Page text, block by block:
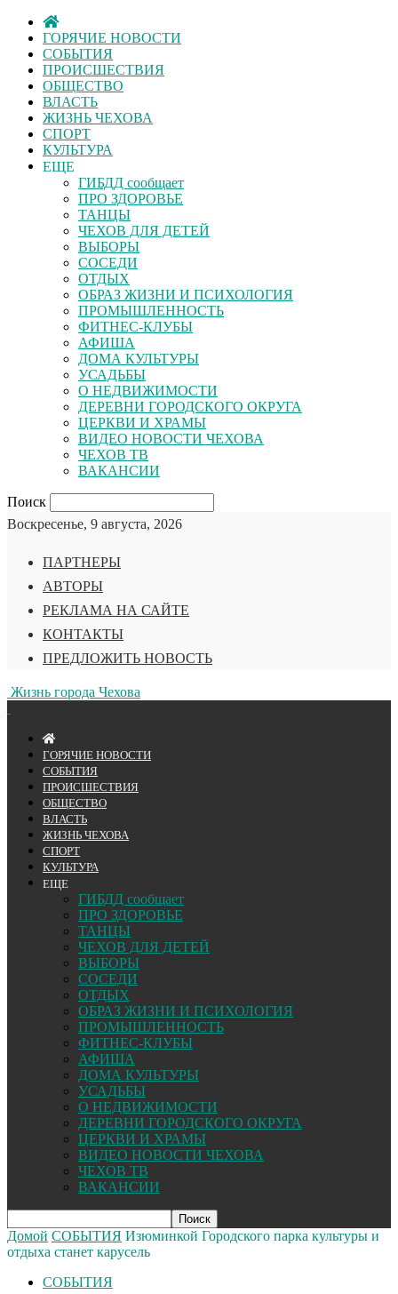
ГОРЯЧИЕ НОВОСТИ
СОБЫТИЯ
ПРОИСШЕСТВИЯ
ОБЩЕСТВО
ВЛАСТЬ
ЖИЗНЬ ЧЕХОВА
СПОРТ
КУЛЬТУРА
ЕЩЕ
ГИБДД сообщает
ПРО ЗДОРОВЬЕ
ТАНЦЫ
ЧЕХОВ ДЛЯ ДЕТЕЙ
ВЫБОРЫ
СОСЕДИ
ОТДЫХ
ОБРАЗ ЖИЗНИ И ПСИХОЛОГИЯ
ПРОМЫШЛЕННОСТЬ
ФИТНЕС-КЛУБЫ
АФИША
ДОМА КУЛЬТУРЫ
УСАДЬБЫ
О НЕДВИЖИМОСТИ
ДЕРЕВНИ ГОРОДСКОГО ОКРУГА
ЦЕРКВИ И ХРАМЫ
ВИДЕО НОВОСТИ ЧЕХОВА
ЧЕХОВ ТВ
ВАКАНСИИ
Поиск
Воскресенье, 9 августа, 2026
ПАРТНЕРЫ
АВТОРЫ
РЕКЛАМА НА САЙТЕ
КОНТАКТЫ
ПРЕДЛОЖИТЬ НОВОСТЬ
Жизнь города Чехова
ГОРЯЧИЕ НОВОСТИ
СОБЫТИЯ
ПРОИСШЕСТВИЯ
ОБЩЕСТВО
ВЛАСТЬ
ЖИЗНЬ ЧЕХОВА
СПОРТ
КУЛЬТУРА
ЕЩЕ
ГИБДД сообщает
ПРО ЗДОРОВЬЕ
ТАНЦЫ
ЧЕХОВ ДЛЯ ДЕТЕЙ
ВЫБОРЫ
СОСЕДИ
ОТДЫХ
ОБРАЗ ЖИЗНИ И ПСИХОЛОГИЯ
ПРОМЫШЛЕННОСТЬ
ФИТНЕС-КЛУБЫ
АФИША
ДОМА КУЛЬТУРЫ
УСАДЬБЫ
О НЕДВИЖИМОСТИ
ДЕРЕВНИ ГОРОДСКОГО ОКРУГА
ЦЕРКВИ И ХРАМЫ
ВИДЕО НОВОСТИ ЧЕХОВА
ЧЕХОВ ТВ
ВАКАНСИИ
Домой СОБЫТИЯ Изюминкой Городского парка культуры и
отдыха станет карусель
СОБЫТИЯ